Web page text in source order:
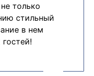
только
стильный
в нем